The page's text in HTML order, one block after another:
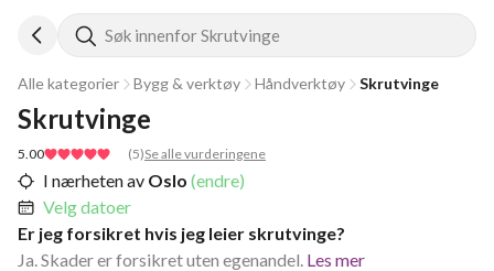
Søk innenfor Skrutvinge
Alle kategorier Bygg & verktøy Håndverktøy Skrutvinge
5.00 (5)Se alle vurderingene
Skrutvinge
I nærheten av Oslo (endre)
Velg datoer
Er jeg forsikret hvis jeg leier skrutvinge?
Ja. Skader er forsikret uten egenandel. Les mer